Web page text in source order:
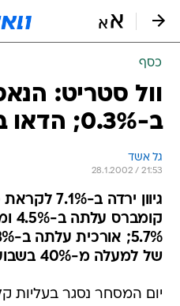
כסף
וול סטריט:
ב-0.3%; הדאו ב-0.2%
גל אשד
28.1.2002 / 21:53
גיוון ירדה
של למעלה מ-40% בשבוע שעבר
יום המסחר נסגר בעליות